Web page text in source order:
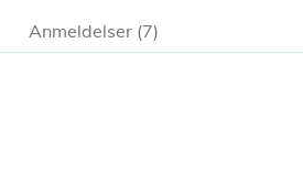
Anmeldelser 7